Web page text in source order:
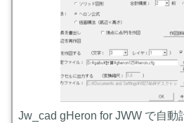
Jw_cad gHeron for JWW で自動